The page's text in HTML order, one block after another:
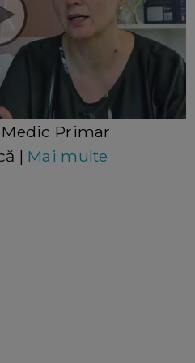
Medic Primar
| Mai multe